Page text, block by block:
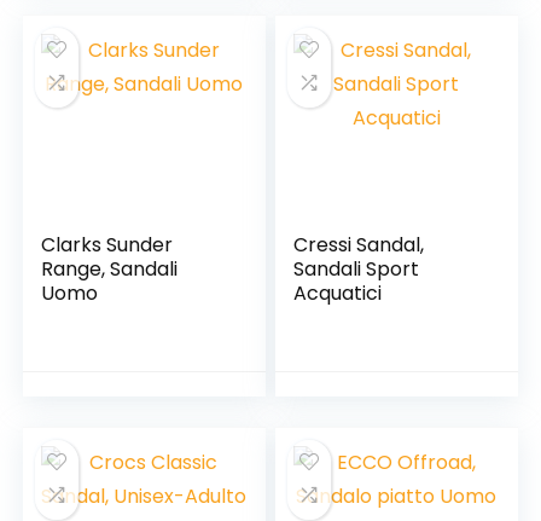
Clarks Sunder
Range, Sandali
Uomo
Cressi Sandal,
Sandali Sport
Acquatici